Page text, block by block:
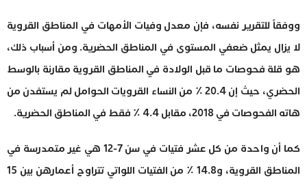
ووفقاً للتقرير نفسه، فإن معدل وفيات الأمهات في المناطق القروية
لا يزال يمثل ضعفي المستوى في المناطق الحضرية. ومن أسباب ذلك،
هو قلة فحوصات ما قبل الولادة في المناطق القروية مقارنة بالوسط
الحضري، حيث إن 20.4 ٪ من النساء القرويات الحوامل لم يستفدن من
هاته الفحوصات في 2018، مقابل 4.4 ٪ فقط في المناطق الحضرية.
كما أن واحدة من كل عشر فتيات في سن 7-12 هي غير متمدرسة في
المناطق القروية، و14.8 ٪ من الفتيات اللواتي تتراوح أعمارهن بين 15